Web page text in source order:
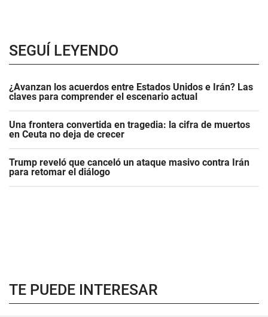
SEGUÍ LEYENDO
¿Avanzan los acuerdos entre Estados Unidos e Irán? Las
claves para comprender el escenario actual
Una frontera convertida en tragedia: la cifra de muertos
en Ceuta no deja de crecer
Trump reveló que canceló un ataque masivo contra Irán
para retomar el diálogo
TE PUEDE INTERESAR